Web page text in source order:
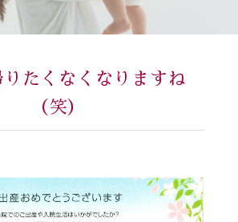
りたくなくなりますね
（笑）